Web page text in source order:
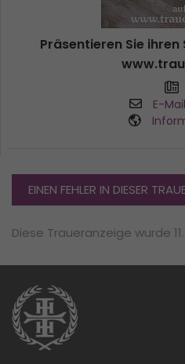
Präsentieren Sie
E-
EINEN FEHLER IN DIESER
Diese Traueranzeige wurde